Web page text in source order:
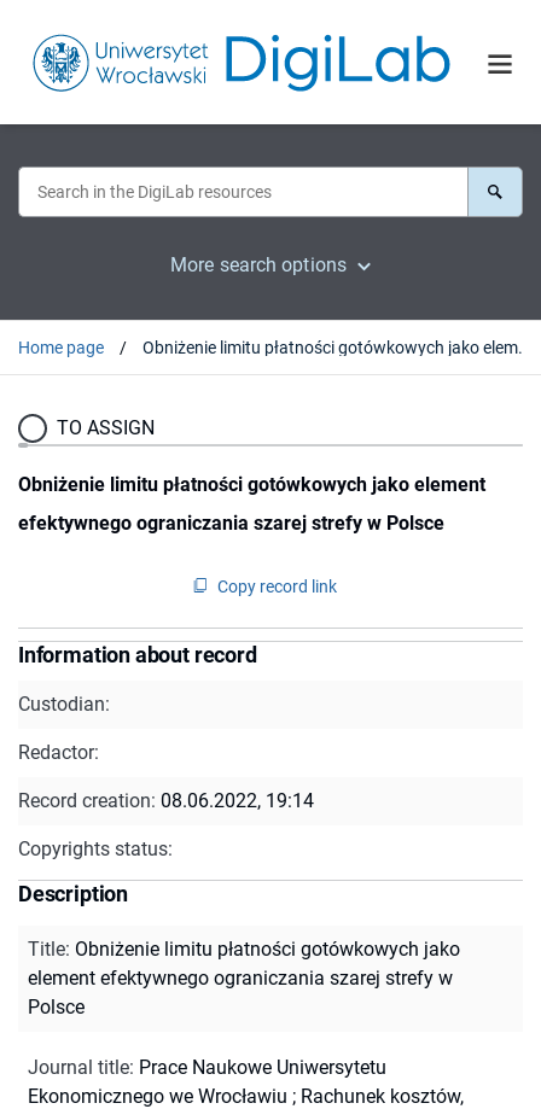
More search options
Home page Obniżenie limitu płatności gotówkowych jako element efektywnego ograniczania szarej strefy w Polsce
TO ASSIGN
Obniżenie limitu płatności gotówkowych jako element
efektywnego ograniczania szarej strefy w Polsce
Copy record link
Information about record
Custodian:
Redactor:
Record creation: 08.06.2022, 19:14
Copyrights status:
Description
Title: Obniżenie limitu płatności gotówkowych jako
element efektywnego ograniczania szarej strefy w
Polsce
Journal title: Prace Naukowe Uniwersytetu
Ekonomicznego we Wrocławiu ; Rachunek kosztów,